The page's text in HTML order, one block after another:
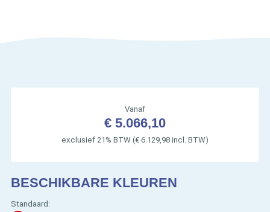
Vanaf
€ 5.066,10
exclusief 21% BTW (€ 6.129,98 incl. BTW)
BESCHIKBARE KLEUREN
Standaard: